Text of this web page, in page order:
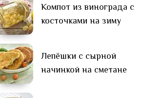
Компот из винограда с
косточками на зиму
Лепёшки с сырной
начинкой на сметане